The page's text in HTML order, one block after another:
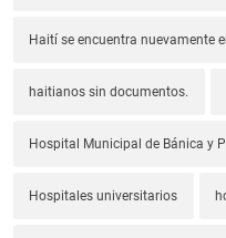
Haití se encuentra nuevamente
haitianos sin documentos.
Hospital Municipal de Bánica y
Hospitales universitarios